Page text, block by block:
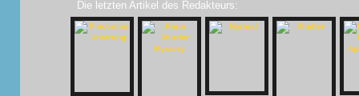
Die letzten Artikel des Redakteurs: